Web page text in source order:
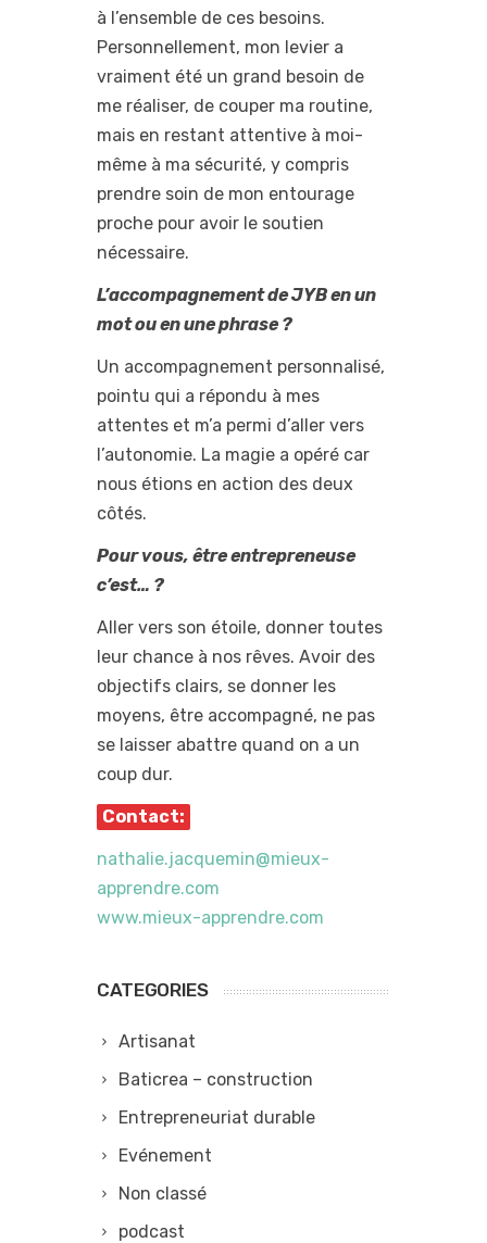
à l’ensemble de ces besoins.
Personnellement, mon levier a
vraiment été un grand besoin de
me réaliser, de couper ma routine,
mais en restant attentive à moi-
même à ma sécurité, y compris
prendre soin de mon entourage
proche pour avoir le soutien
nécessaire.
L’accompagnement de JYB en un
mot ou en une phrase ?
Un accompagnement personnalisé,
pointu qui a répondu à mes
attentes et m’a permi d’aller vers
l’autonomie. La magie a opéré car
nous étions en action des deux
côtés.
Pour vous, être entrepreneuse
c’est… ?
Aller vers son étoile, donner toutes
leur chance à nos rêves. Avoir des
objectifs clairs, se donner les
moyens, être accompagné, ne pas
se laisser abattre quand on a un
coup dur.
Contact:
nathalie.jacquemin@mieux-
apprendre.com
www.mieux-apprendre.com
CATEGORIES
Artisanat
Baticrea – construction
Entrepreneuriat durable
Evénement
Non classé
podcast